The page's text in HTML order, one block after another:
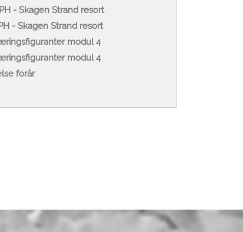
- Skagen Strand resort
- Skagen Strand resort
modul 4
modul 4
forår